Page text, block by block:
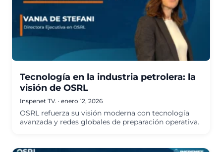
Tecnología en la industria petrolera: la
visión de OSRL
Inspenet TV. · enero 12, 2026
OSRL refuerza su visión moderna con tecnología
avanzada y redes globales de preparación operativa.